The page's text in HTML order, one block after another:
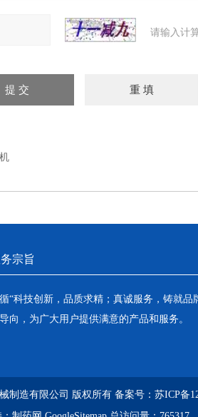
请输入计
宗旨
“科技创新，品质求精；真诚服务，铸就品
向，为广大用户提供满意的产品和服务。
制造有限公司 版权所有 备案号：苏ICP备